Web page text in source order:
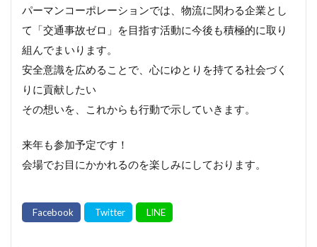
パーマンコーポレーションでは、物流に関わる企業とし
て「交通事故ゼロ」を目指す活動に今後も積極的に取り
組んでまいります。
安全意識を広めることで、心にゆとりを持てる社会づく
りに貢献したい
その想いを、これからも行動で示していきます。
来年も参加予定です！
会場でお目にかかれるのを楽しみにしております。